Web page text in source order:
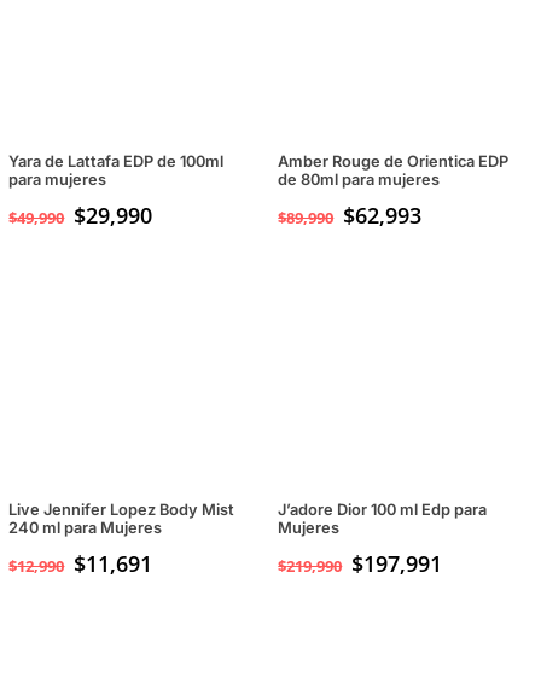
Yara de Lattafa EDP de 100ml
para mujeres
$49,990 El
$29,990El
Amber Rouge de Orientica EDP
de 80ml para mujeres
$89,990 $62,993
Live Jennifer Lopez Body Mist
240 ml para Mujeres
$12,990 $11,691
J’adore Dior 100 ml Edp para
Mujeres
$219,990 $197,991